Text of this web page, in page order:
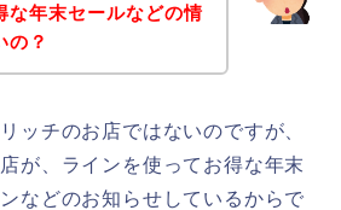
な年末セールなどの情
の？
ッチのお店ではないのですが、
が、ラインを使ってお得な年末
などのお知らせしているからで